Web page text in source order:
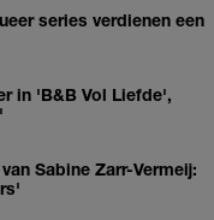
series verdienen een
in 'B&B Vol Liefde',
Sabine Zarr-Vermeij: